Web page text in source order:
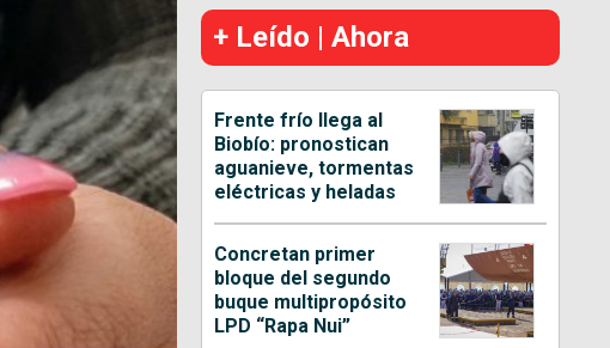
+ Leído | Ahora
Frente frío llega al
Biobío: pronostican
aguanieve, tormentas
eléctricas y heladas
Concretan primer
bloque del segundo
buque multipropósito
LPD “Rapa Nui”